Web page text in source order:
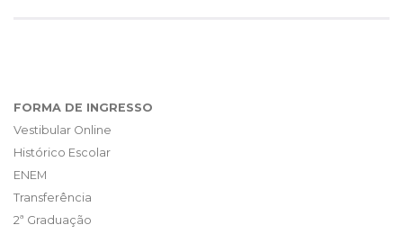
FORMA DE INGRESSO
Vestibular Online
Histórico Escolar
ENEM
Transferência
2ª Graduação